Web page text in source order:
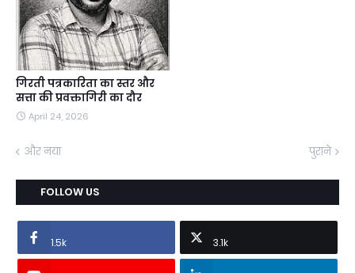
गिरती पत्रकारिता का स्तर और
सत्ता की प्रवक्तागिरी का दौर
April 24, 2026
और नया पुराने
FOLLOW US
1.5k 3.1k